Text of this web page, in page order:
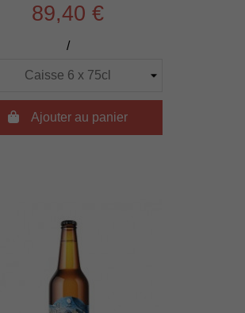
89,40 €
/
Ajouter au panier